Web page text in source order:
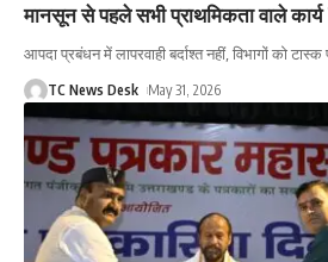
मानसून से पहले सभी प्राथमिकता वाले
आपदा प्रबंधन में लापरवाही बर्दाश्त नहीं, विभागों को
TC News Desk May 31, 2026